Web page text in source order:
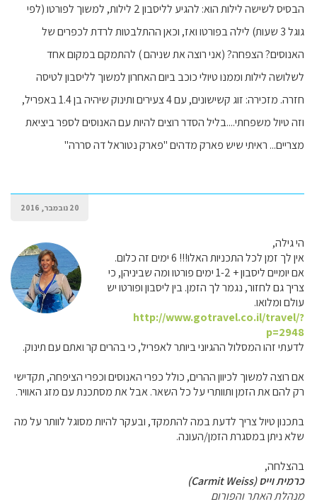
הבסיס לשישה לילות הוא: להגיע לליסבון 2 לילות, למשוך לפורטו (לפי
גוגל 3 שעות) לילה בפורטו ואז, וכאן ההתלבטות לרדת לכפרים של
האנוסים? הצפחה? (אני רוצה את שניהם ) להתמקם במקום אחד
לשלושה לילות וממנו טיולי כוכב ביום האחרון למשוך לליסבון לטיסה
חזרה. מזכירה: זוג קשישונים, עם 4 צעירים ותינוק שיהיה בן 1.4 באפריל,
וזה טיול משפחתי....בליל הסדר רוצים להיות עם האנוסים לספר ביציאת
מצריים... ראיתי שיש פארק מדהים "פארק נטוראל דה סררה"
20 נובמבר, 2016
הי גילה,
אין לך זמן לכל התכניות האלו!!! 6 ימים זה כלום.
אם יומיים ליסבון + 1-2 ימים פורטו ומה שביניהן, כי
צריך גם לחזור, נגמר לך הזמן. בין ליסבון ופורטו יש
עולם ומלואו.
http://www.gotravel.co.il/travel/?
p=2948
לדעתי זהו המסלול ההגיוני ביותר לאפריל, כי בהרים קר ואתם עם תינוק.
אם רוצה למשוך לכיוון ההרים, כולל כפרי האנוסים וכפרי הציפחה, תקדישי
רק להם את הזמן ותוותרי על כל השאר. אבל את מסתכנת עם מזג האוויר.
בתכנון טיול צריך לדעת במה להתמקד, ובעקר להיות מסוגל לוותר על מה
שלא ניתן במסגרת הזמן/העונה.
בהצלחה,
כרמית וייס (Carmit Weiss)
מנהלת האתר והפורום